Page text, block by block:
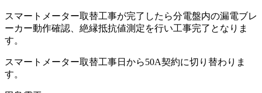
スマートメーター取替工事が完了したら分電盤内の漏電ブレ
ーカー動作確認、絶縁抵抗値測定を行い工事完了となりま
す。
スマートメーター取替工事日から50A契約に切り替わりま
す。